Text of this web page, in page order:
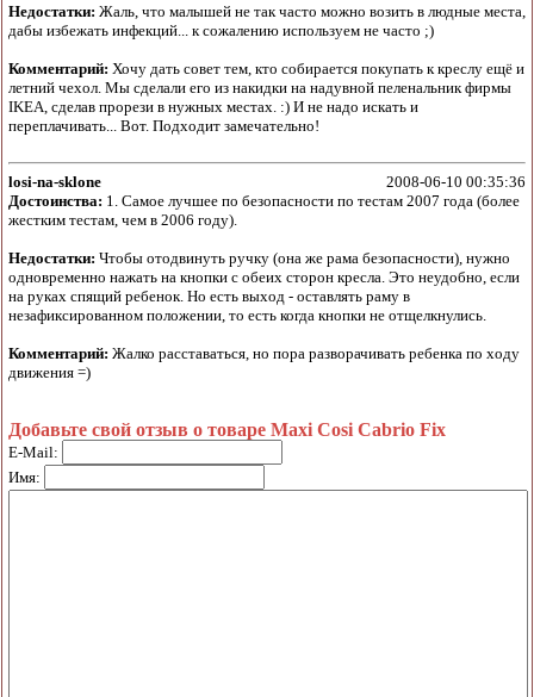
Недостатки: Жаль, что малышей не так часто можно возить в людные места,
дабы избежать инфекций... к сожалению используем не часто ;)
Комментарий: Хочу дать совет тем, кто собирается покупать к креслу ещё и
летний чехол. Мы сделали его из накидки на надувной пеленальник фирмы
IKEA, сделав прорези в нужных местах. :) И не надо искать и
переплачивать... Вот. Подходит замечательно!
losi-na-sklone
2008-06-10 00:35:36
Достоинства: 1. Самое лучшее по безопасности по тестам 2007 года (более
жестким тестам, чем в 2006 году).
Недостатки: Чтобы отодвинуть ручку (она же рама безопасности), нужно
одновременно нажать на кнопки с обеих сторон кресла. Это неудобно, если
на руках спящий ребенок. Но есть выход - оставлять раму в
незафиксированном положении, то есть когда кнопки не отщелкнулись.
Комментарий: Жалко расставаться, но пора разворачивать ребенка по ходу
движения =)
Добавьте свой отзыв о товаре Maxi Cosi Cabrio Fix
E-Mail:
Имя: